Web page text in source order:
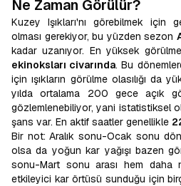
Ne Zaman Görülür?
Kuzey Işıkları'nı görebilmek için
olması gerekiyor, bu yüzden sezon
kadar uzanıyor. En yüksek
ekinoksları civarında. Bu
için ışıkların görülme olasılığı da
yılda ortalama 200 gece açık
gözlemlenebiliyor, yani istatistiksel
şans var. En aktif saatler genellikle
Bir not: Aralık sonu-Ocak sonu
olsa da yoğun kar yağışı bazen
sonu-Mart sonu arası hem
etkileyici kar örtüsü sunduğu için